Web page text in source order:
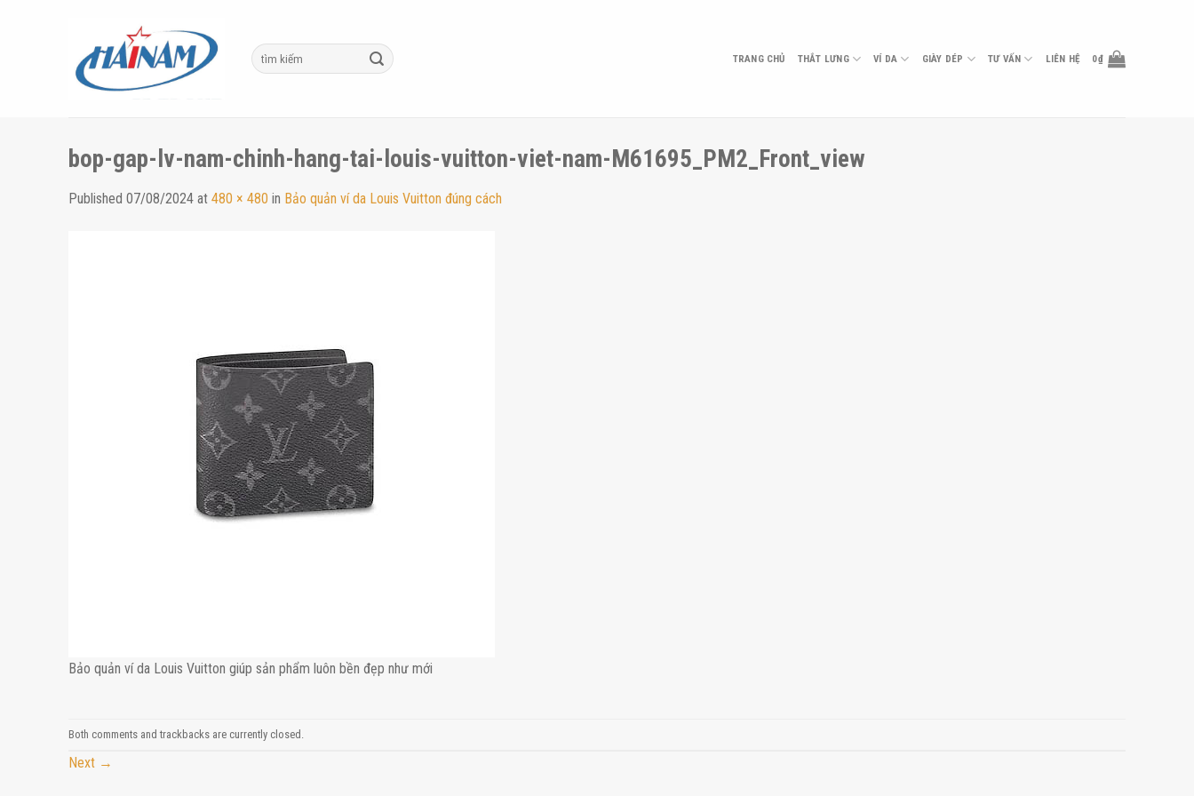
TRANG CHỦ THẮT LƯNG VÍ DA GIÀY DÉP TƯ VẤN LIÊN HỆ 0₫
bop-gap-lv-nam-chinh-hang-tai-louis-vuitton-viet-nam-M61695_PM2_Front_view
Published 07/08/2024 at 480 × 480 in Bảo quản ví da Louis Vuitton đúng cách
Bảo quản ví da Louis Vuitton giúp sản phẩm luôn bền đẹp như mới
Both comments and trackbacks are currently closed.
Next →